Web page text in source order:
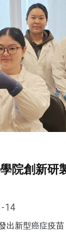
院創新研
14
出新型癌症疫